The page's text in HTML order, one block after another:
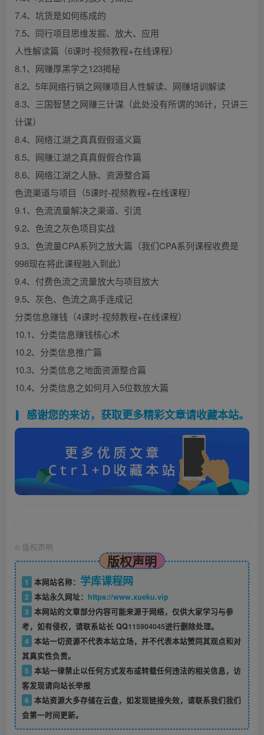
7.4、坑货是如何练成的
7.5、同行项目思维发掘、放大、应用
人性解读篇（6课时-视频教程+在线课程）
8.1、网赚厚黑学之123揭秘
8.2、5年网络行销之网赚项目人性解读、网赚培训解读
8.3、三国智慧之网赚三计谋（此处没有所谓的36计，只讲三
计谋）
8.4、网络江湖之真真假假道义篇
8.5、网赚江湖之真真假假合作篇
8.6、网络江湖之人脉、资源整合篇
色流渠道与项目（5课时-视频教程+在线课程）
9.1、色流流量解决之渠道、引流
9.2、色流之灰色项目实战
9.3、色流量CPA系列之放大篇（我们CPA系列课程收费是
998现在将此课程融入到此）
9.4、付费色流之流量放大与项目放大
9.5、灰色、色流之高手连成记
分类信息赚钱（4课时-视频教程+在线课程）
10.1、分类信息赚钱核心术
10.2、分类信息推广篇
10.3、分类信息之地面资源整合篇
10.4、分类信息之如何月入5位数放大篇
感谢您的来访，获取更多精彩文章请收藏本站。
© 版权声明
版权声明
1 本网站名称： 学库课程网
2 本站永久网址： https://www.xueku.vip
3 本网站的文章部分内容可能来源于网络，仅供大家学习与参
考，如有侵权，请联系站长 QQ115904045进行删除处理。
4 本站一切资源不代表本站立场，并不代表本站赞同其观点和对
其真实性负责。
5 本站一律禁止以任何方式发布或转载任何违法的相关信息，访
客发现请向站长举报
6 本站资源大多存储在云盘，如发现链接失效，请联系我们我们
会第一时间更新。